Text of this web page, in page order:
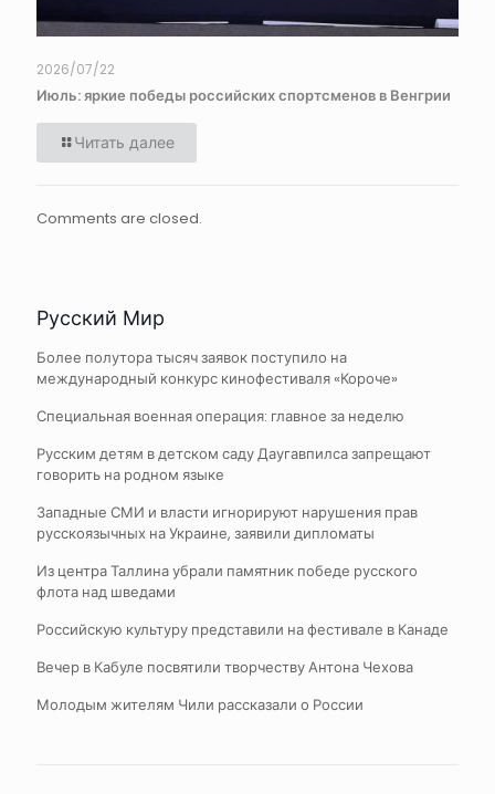
2026/07/22
Июль: яркие победы российских спортсменов в Венгрии
Читать далее
Comments are closed.
Русский Мир
Более полутора тысяч заявок поступило на
международный конкурс кинофестиваля «Короче»
Специальная военная операция: главное за неделю
Русским детям в детском саду Даугавпилса запрещают
говорить на родном языке
Западные СМИ и власти игнорируют нарушения прав
русскоязычных на Украине, заявили дипломаты
Из центра Таллина убрали памятник победе русского
флота над шведами
Российскую культуру представили на фестивале в Канаде
Вечер в Кабуле посвятили творчеству Антона Чехова
Молодым жителям Чили рассказали о России